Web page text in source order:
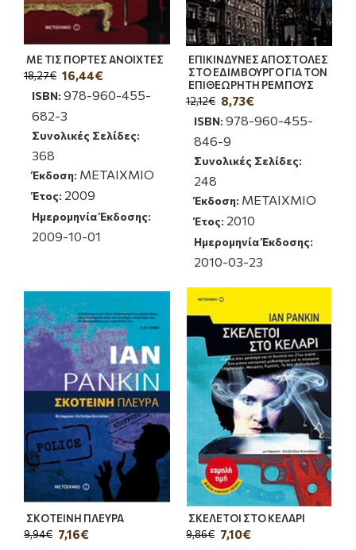
ΜΕ ΤΙΣ ΠΟΡΤΕΣ ΑΝΟΙΧΤΕΣ
16,44€
18,27€
ISBN: 978-960-455-
682-3
Συνολικές Σελίδες:
368
Έκδοση: ΜΕΤΑΙΧΜΙΟ
Έτος: 2009
Ημερομηνία Έκδοσης:
2009-10-01
ΕΠΙΚΙΝΔΥΝΕΣ ΑΠΟΣΤΟΛΕΣ
ΣΤΟ ΕΔΙΜΒΟΥΡΓΟ ΓΙΑ ΤΟΝ
ΕΠΙΘΕΩΡΗΤΗ ΡΕΜΠΟΥΣ
8,73€
12,12€
ISBN: 978-960-455-
846-9
Συνολικές Σελίδες:
248
Έκδοση: ΜΕΤΑΙΧΜΙΟ
Έτος: 2010
Ημερομηνία Έκδοσης:
2010-03-23
ΣΚΟΤΕΙΝΗ ΠΛΕΥΡΑ
7,16€
9,94€
ΣΚΕΛΕΤΟΙ ΣΤΟ ΚΕΛΑΡΙ
7,10€
9,86€